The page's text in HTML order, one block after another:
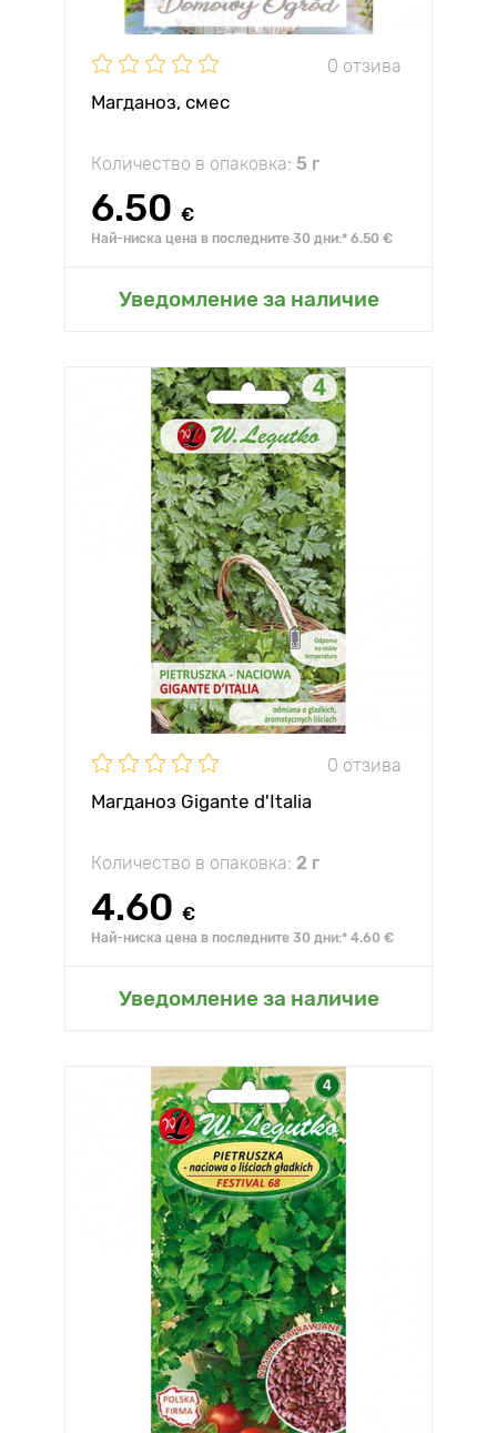
0 отзива
Магданоз, смес
Количество в опаковка: 5 г
6.50 €
Най-ниска цена в последните 30 дни:* 6.50 €
Уведомление за наличие
0 отзива
Магданоз Gigante d'Italia
Количество в опаковка: 2 г
4.60 €
Най-ниска цена в последните 30 дни:* 4.60 €
Уведомление за наличие